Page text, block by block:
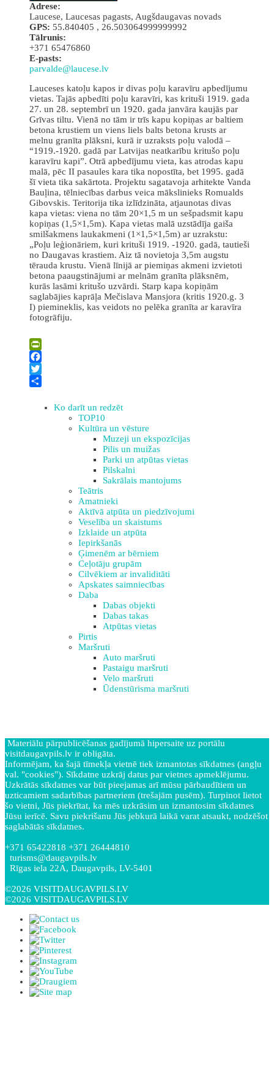
Аdrese:
Laucese, Laucesas pagasts, Augšdaugavas novads
GPS: 55.840405 , 26.503064999999992
Tālrunis:
+371 65476860
E-pasts:
parvalde@laucese.lv
Lauceses katoļu kapos ir divas poļu karavīru apbedījumu
vietas. Tajās apbedīti poļu karavīri, kas krituši 1919. gada
27. un 28. septembrī un 1920. gada janvāra kaujās par
Grīvas tiltu. Vienā no tām ir trīs kapu kopiņas ar baltiem
betona krustiem un viens liels balts betona krusts ar
melnu granīta plāksni, kurā ir uzraksts poļu valodā –
“1919.-1920. gadā par Latvijas neatkarību kritušo poļu
karavīru kapi”. Otrā apbedījumu vieta, kas atrodas kapu
malā, pēc II pasaules kara tika nopostīta, bet 1995. gadā
šī vieta tika sakārtota. Projektu sagatavoja arhitekte Vanda
Bauļina, tēlniecības darbus veica mākslinieks Romualds
Gibovskis. Teritorija tika izlīdzināta, atjaunotas divas
kapa vietas: viena no tām 20×1,5 m un sešpadsmit kapu
kopiņas (1,5×1,5m). Kapa vietas malā uzstādīja gaiša
smilšakmens laukakmeni (1×1,5×1,5m) ar uzrakstu:
„Poļu leģionāriem, kuri krituši 1919. -1920. gadā, tautieši
no Daugavas krastiem. Aiz tā novietoja 3,5m augstu
tērauda krustu. Vienā līnijā ar piemiņas akmeni izvietoti
betona paaugstinājumi ar melnām granīta plāksnēm,
kurās lasāmi kritušo uzvārdi. Starp kapa kopiņām
saglabājies kaprāļa Mečislava Mansjora (kritis 1920.g. 3
I) piemineklis, kas veidots no pelēka granīta ar karavīra
fotogrāfiju.
PrintFriendly
Facebook
Twitter
Ko darīt un redzēt
TOP10
Kultūra un vēsture
Muzeji un ekspozīcijas
Pilis un muižas
Parki un atpūtas vietas
Pilskalni
Sakrālais mantojums
Teātris
Amatnieki
Aktīvā atpūta un piedzīvojumi
Veselība un skaistums
Izklaide un atpūta
Iepirkšanās
Ģimenēm ar bērniem
Ceļotāju grupām
Cilvēkiem ar invaliditāti
Apskates saimniecības
Daba
Dabas objekti
Dabas takas
Atpūtas vietas
Pirtis
Maršruti
Auto maršruti
Pastaigu maršruti
Velo maršruti
Ūdenstūrisma maršruti
Materiālu pārpublicēšanas gadījumā hipersaite uz portālu
visitdaugavpils.lv ir obligāta.
Informējam, ka šajā tīmekļa vietnē tiek izmantotas sīkdatnes (angļu
val. "cookies"). Sīkdatne uzkrāj datus par vietnes apmeklējumu.
Uzkrātās sīkdatnes var būt pieejamas arī mūsu pārbaudītiem un
uzticamiem sadarbības partneriem (trešajām pusēm). Turpinot lietot
šo vietni, Jūs piekrītat, ka mēs uzkrāsim un izmantosim sīkdatnes
Jūsu ierīcē. Savu piekrišanu Jūs jebkurā laikā varat atsaukt, nodzēšot
saglabātās sīkdatnes.
+371 65422818 +371 26444810
turisms@daugavpils.lv
Rīgas iela 22A, Daugavpils, LV-5401
©2026 VISITDAUGAVPILS.LV
©2026 VISITDAUGAVPILS.LV